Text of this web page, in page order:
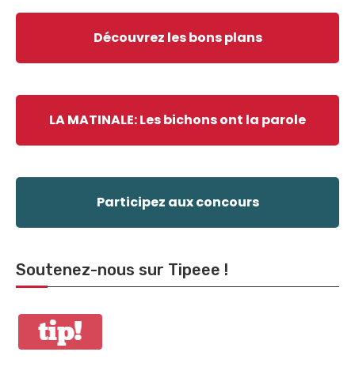
Découvrez les bons plans
LA MATINALE: Les bichons ont la parole
Participez aux concours
Soutenez-nous sur Tipeee !